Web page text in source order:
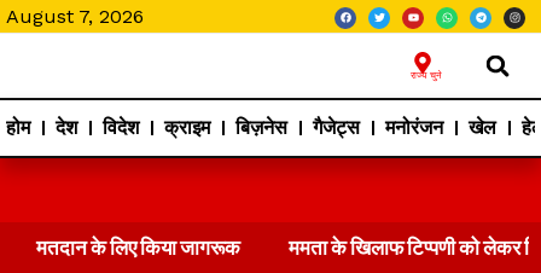
August 7, 2026
राज्य चुने
होम देश विदेश क्राइम बिज़नेस गैजेट्स मनोरंजन खेल
मतदान के लिए किया जागरूक ममता के खिलाफ टिप्पणी को लेकर